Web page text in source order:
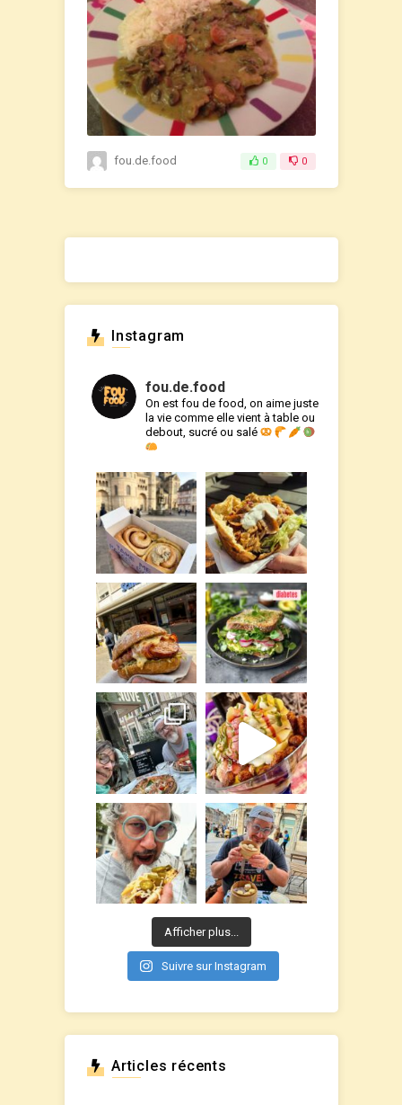
fou.de.food 0 0
Instagram
fou.de.food
On est fou de food, on aime juste
la vie comme elle vient à table ou
debout, sucré ou salé
Afficher plus...
Suivre sur Instagram
Articles récents